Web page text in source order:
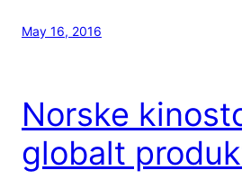
May 16, 2016
Norske
globalt